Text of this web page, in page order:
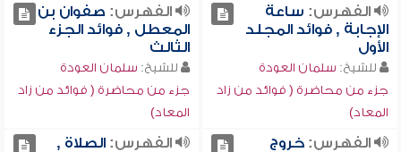
الفهرس: ساعة
الإجابة , فوائد المجلد
الأول
للشيخ: سلمان العودة
جزء من محاضرة ( فوائد من زاد
المعاد)
الفهرس: صفوان بن
المعطل , فوائد الجزء
الثالث
للشيخ: سلمان العودة
جزء من محاضرة ( فوائد من زاد
المعاد)
الفهرس:خروج
الفهرس:الصلاة ,